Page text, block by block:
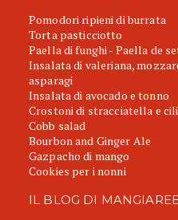
Pomodori ripieni di burrata
Torta pasticciotto
Paella di funghi - Paella de
Insalata di valeriana,
asparagi
Insalata di avocado e tonno
Crostoni di stracciatella e
Cobb salad
Bourbon and Ginger Ale
Gazpacho di mango
Cookies per i nonni
IL BLOG DI